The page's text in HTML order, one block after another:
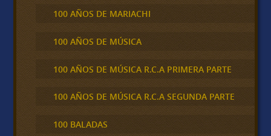
100 AÑOS DE MARIACHI
100 AÑOS DE MÚSICA
100 AÑOS DE MÚSICA R.C.A PRIMERA PARTE
100 AÑOS DE MÚSICA R.C.A SEGUNDA PARTE
100 BALADAS